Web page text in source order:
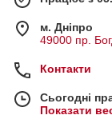
м. Дніпро
49000 пр.
Контакти
Сьогодні
Показати